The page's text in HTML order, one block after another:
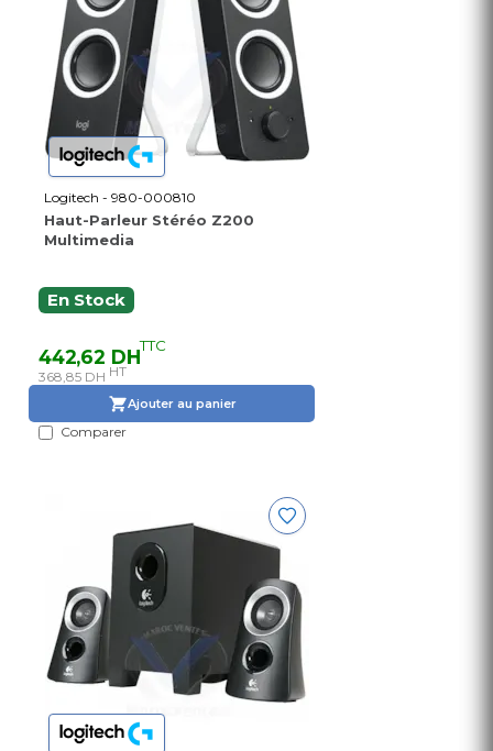
Logitech - 980-000810
Haut-Parleur Stéréo Z200
Multimedia
En Stock
442,62 DHTTC
368,85 DH HT
Ajouter au panier
Comparer